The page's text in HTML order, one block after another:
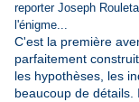
reporter Joseph
l'énigme...
C'est la première
parfaitement
les hypothèses, les
beaucoup de détails.